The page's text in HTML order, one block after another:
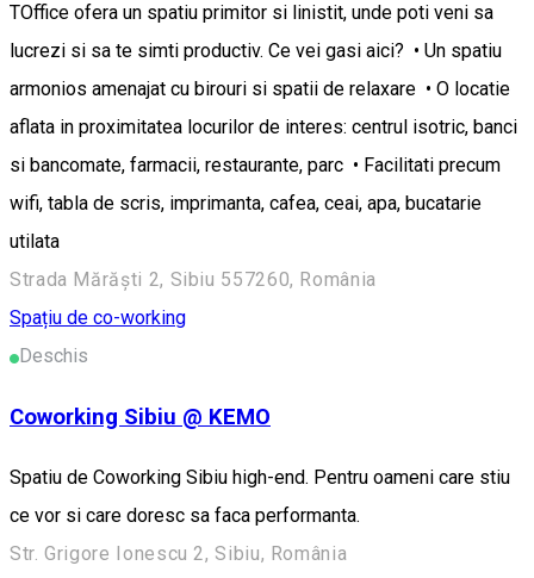
TOffice ofera un spatiu primitor si linistit, unde poti veni sa
lucrezi si sa te simti productiv. Ce vei gasi aici? • Un spatiu
armonios amenajat cu birouri si spatii de relaxare • O locatie
aflata in proximitatea locurilor de interes: centrul isotric, banci
si bancomate, farmacii, restaurante, parc • Facilitati precum
wifi, tabla de scris, imprimanta, cafea, ceai, apa, bucatarie
utilata
Strada Mărăști 2, Sibiu 557260, România
Spațiu de co-working
Deschis
Coworking Sibiu @ KEMO
Spatiu de Coworking Sibiu high-end. Pentru oameni care stiu
ce vor si care doresc sa faca performanta.
Str. Grigore Ionescu 2, Sibiu, România